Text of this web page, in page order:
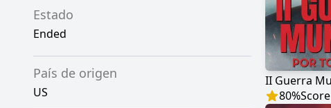
Estado
Ended
País de origen
US
80%Score